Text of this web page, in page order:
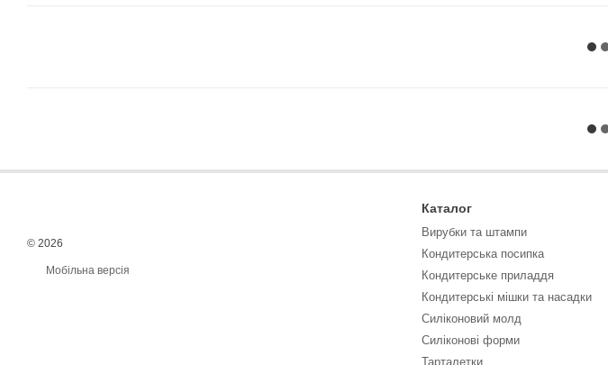
© 2026
Мобільна версія
Каталог
Вирубки та штампи
Кондитерська посипка
Кондитерське приладдя
Кондитерські мішки та насадки
Силіконовий молд
Силіконові форми
Тарталетки